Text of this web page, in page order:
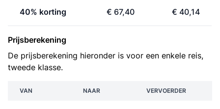
40% korting € 67,40 € 40,14
Prijsberekening
De prijsberekening hieronder is voor een enkele reis,
tweede klasse.
VAN NAAR VERVOERDER